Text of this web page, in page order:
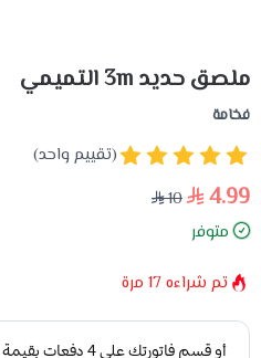
ملصق حديد 3m التميمي
فخامة
(تقييم واحد)
4.99
10
متوفر
تم شراءه17 مرة